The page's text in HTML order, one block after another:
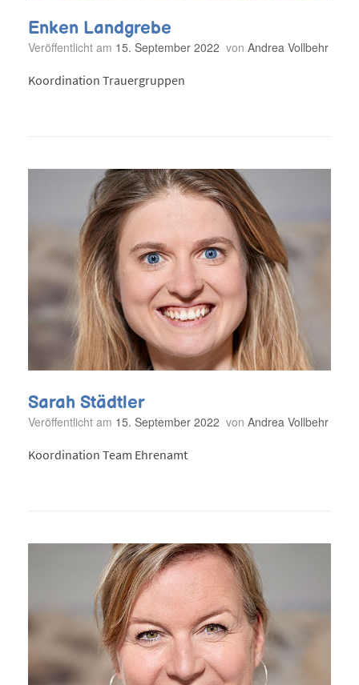
Enken Landgrebe
Veröffentlicht am 15. September 2022 von Andrea Vollbehr
Koordination Trauergruppen
Sarah Städtler
Veröffentlicht am 15. September 2022 von Andrea Vollbehr
Koordination Team Ehrenamt